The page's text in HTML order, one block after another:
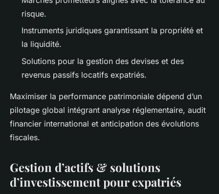
risque.
Instruments juridiques garantissant la propriété et
la liquidité.
Solutions pour la gestion des devises et des
revenus passifs locatifs expatriés.
Maximiser la performance patrimoniale dépend d’un
pilotage global intégrant analyse réglementaire, audit
financier international et anticipation des évolutions
fiscales.
Gestion d’actifs & solutions
d’investissement pour expatriés